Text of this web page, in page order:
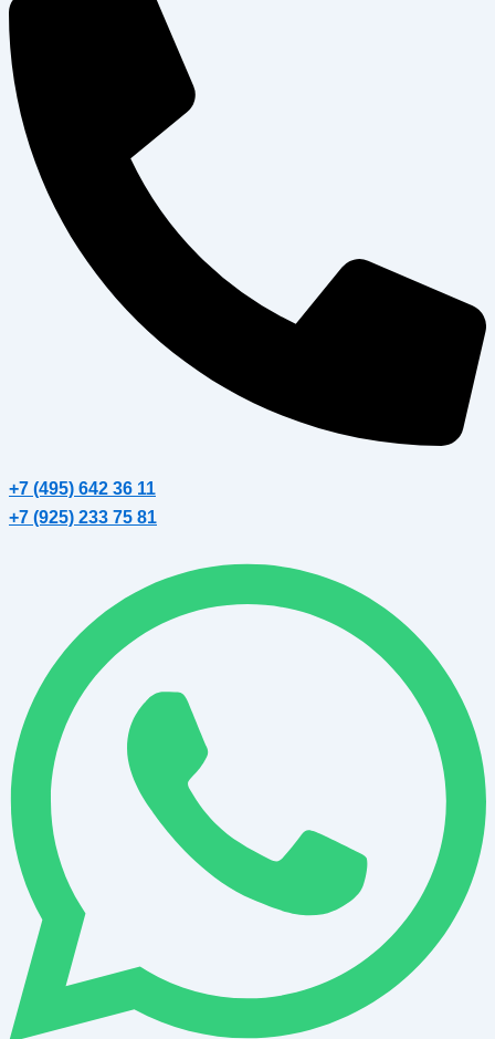
+7 (495) 642 36 11
+7 (925) 233 75 81